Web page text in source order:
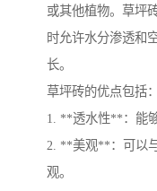
或其他植物。草坪
时允许水分渗透和
长。
草坪砖的优点包括：
1. **透水性**：能
2. **美观**：可以
观。